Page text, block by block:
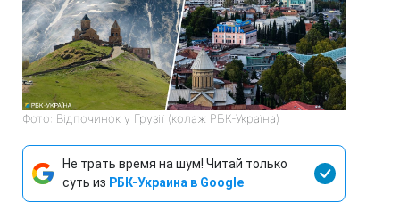
Фото: Відпочинок у Грузії (колаж РБК-Україна)
Не трать время на шум! Читай только
суть из РБК-Украина в Google